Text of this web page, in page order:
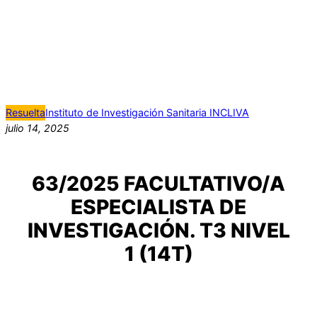
ResueltaInstituto de Investigación Sanitaria INCLIVA
julio 14, 2025
63/2025 FACULTATIVO/A
ESPECIALISTA DE
INVESTIGACIÓN. T3 NIVEL
1 (14T)